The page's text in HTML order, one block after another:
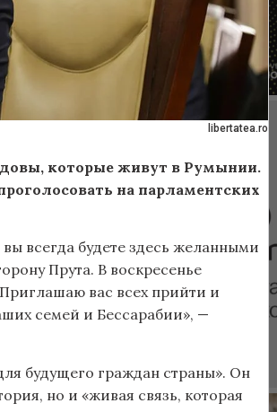
libertatea.ro
которые живут в Румынии.
на парламентских
всегда будете здесь желанными
Прута. В воскресенье
вас всех прийти и
семей и Бессарабии», —
будущего граждан страны». Он
но и «живая связь, которая